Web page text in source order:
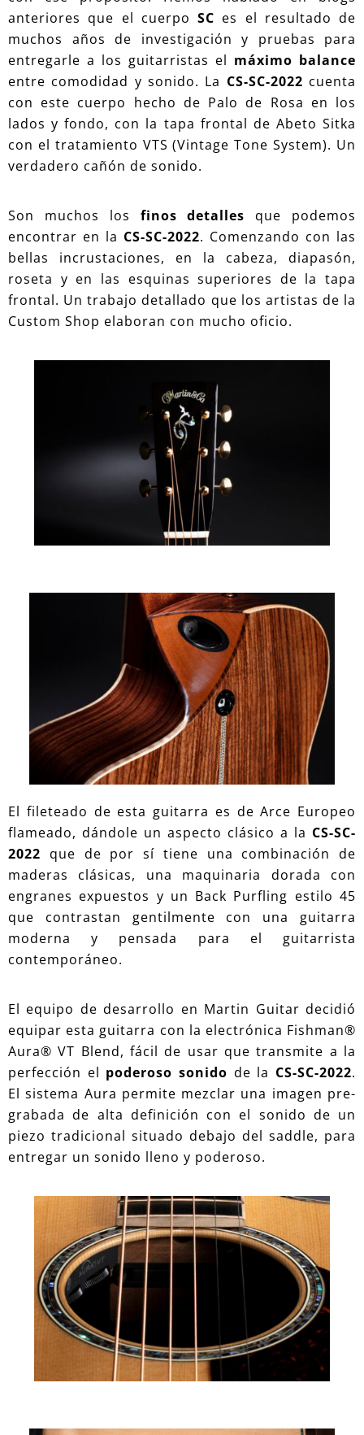
anteriores que el cuerpo SC es el resultado de
muchos años de investigación y pruebas para
entregarle a los guitarristas el máximo balance
entre comodidad y sonido. La CS-SC-2022 cuenta
con este cuerpo hecho de Palo de Rosa en los
lados y fondo, con la tapa frontal de Abeto Sitka
con el tratamiento VTS (Vintage Tone System). Un
verdadero cañón de sonido.
Son muchos los finos detalles que podemos
encontrar en la CS-SC-2022. Comenzando con las
bellas incrustaciones, en la cabeza, diapasón,
roseta y en las esquinas superiores de la tapa
frontal. Un trabajo detallado que los artistas de la
Custom Shop elaboran con mucho oficio.
El fileteado de esta guitarra es de Arce Europeo
flameado, dándole un aspecto clásico a la CS-SC-
2022 que de por sí tiene una combinación de
maderas clásicas, una maquinaria dorada con
engranes expuestos y un Back Purfling estilo 45
que contrastan gentilmente con una guitarra
moderna y pensada para el guitarrista
contemporáneo.
El equipo de desarrollo en Martin Guitar decidió
equipar esta guitarra con la electrónica Fishman®
Aura® VT Blend, fácil de usar que transmite a la
perfección el poderoso sonido de la CS-SC-2022.
El sistema Aura permite mezclar una imagen pre-
grabada de alta definición con el sonido de un
piezo tradicional situado debajo del saddle, para
entregar un sonido lleno y poderoso.